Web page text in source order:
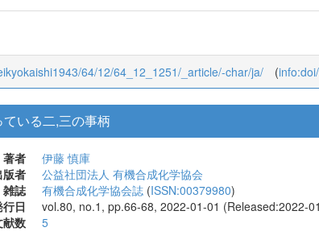
64/12/64_12_1251/_article/-char/ja/ (
いる二,三の事柄
著者
伊藤 慎庫
版者
公益社団法人 有機合成化学協会
雑誌
有機合成化学協会誌 (ISSN:00379980)
日
vol.80, no.1, pp.66-68, 2022-01-01 (Released:2022-
献数
5